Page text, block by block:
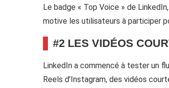
Le badge « Top Voice » de
motive les utilisateurs à participer
#2 LES VIDÉOS
LinkedIn a commencé à tester un
Reels d’Instagram, des vidéos